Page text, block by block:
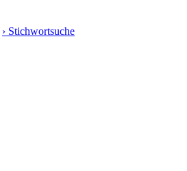
› Stichwortsuche